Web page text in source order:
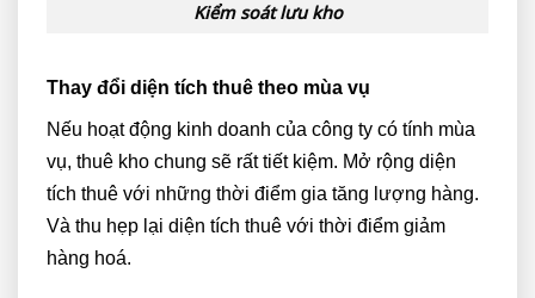
Kiểm soát lưu kho
Thay đổi diện tích thuê theo mùa vụ
Nếu hoạt động kinh doanh của công ty có tính mùa
vụ, thuê kho chung sẽ rất tiết kiệm. Mở rộng diện
tích thuê với những thời điểm gia tăng lượng hàng.
Và thu hẹp lại diện tích thuê với thời điểm giảm
hàng hoá.